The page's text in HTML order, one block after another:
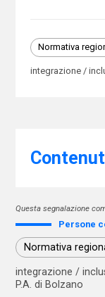
Normativa
integrazione /
Questa segnalazione
Persone
Normativa
integrazione /
P.A. di Bolzano